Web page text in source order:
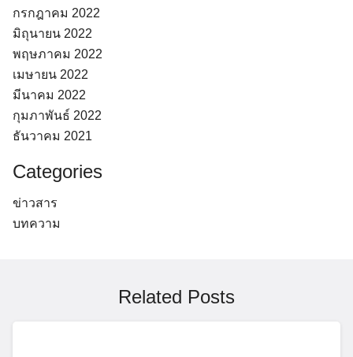
กรกฎาคม 2022
มิถุนายน 2022
พฤษภาคม 2022
เมษายน 2022
มีนาคม 2022
กุมภาพันธ์ 2022
ธันวาคม 2021
Categories
ข่าวสาร
บทความ
Related Posts